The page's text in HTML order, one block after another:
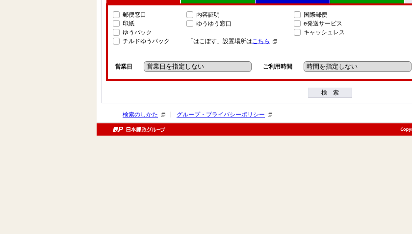
郵便窓口
印紙
ゆうパック
チルドゆうパック
内容証明
ゆうゆう窓口
「はこぽす」設置場所はこちら
国際郵便
e発送サービス
キャッシュレス
営業日 ご利用時間
検 索
検索のしかた グループ・プライバシーポリシー